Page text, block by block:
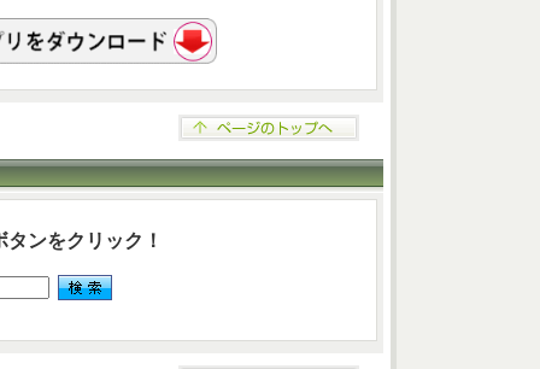
タンをクリック！